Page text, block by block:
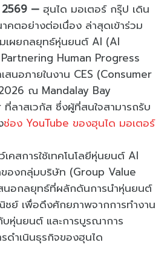
2569 — ฮุนได มอเตอร์ กรุ๊ป เดิน
คตอย่างต่อเนื่อง ล่าสุดเข้าร่วม
เผยกลยุทธ์หุ่นยนต์ AI (AI
Human Progress
สนอภายในงาน CES (Consumer
ณ Mandalay Bay
ลาสเวกัส ซึ่งผู้ที่สนใจสามารถรับ
ช่อง YouTube ของฮุนได มอเตอร์
เคสการใช้เทคโนโลยีหุ่นยนต์ AI
องกลุ่มบริษัท (Group Value
นอกลยุทธ์ที่ผลักดันการนำหุ่นยนต์
ชย์ เพื่อดึงศักยภาพจากการทำงาน
หุ่นยนต์ และการบูรณาการ
ดำเนินธุรกิจของฮุนได